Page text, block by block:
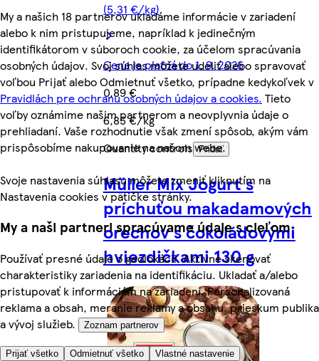
My a našich 18 partnerov ukladáme informácie v zariadení
alebo k nim pristupujeme, napríklad k jedinečným
identifikátorom v súboroch cookie, za účelom spracúvania
osobných údajov. Svoj súhlas môžete udeliť alebo spravovať
voľbou Prijať alebo Odmietnuť všetko, prípadne kedykoľvek v
Pravidlách pre ochranu osobných údajov a cookies. Tieto
voľby oznámime našim partnerom a neovplyvnia údaje o
prehliadaní. Vaše rozhodnutie však zmení spôsob, akým vám
prispôsobíme nakupovanie na našom webe.
Svoje nastavenia súhlasu môžete zmeniť kliknutím na
Nastavenia cookies v pätičke stránky.
My a naši partneri spracúvame údaje s cieľom
Používať presné údaje o geolokácii. Aktívne skenovať
charakteristiky zariadenia na identifikáciu. Ukladať a/alebo
pristupovať k informáciám na zariadení. Personalizovaná
reklama a obsah, meranie reklamy a obsahu, prieskum publika
a vývoj služieb.
Zoznam partnerov
Prijať všetko Odmietnuť všetko Vlastné nastavenie
(5,31 €/kg)
Cena je platná do 1. 9. 2026
0,89 €
6,85 €/kg
Quantity controls Pridať
Müller Mix Jogurt s
príchuťou makadamových
orechov s čokoládovými
hviezdičkami 130 g